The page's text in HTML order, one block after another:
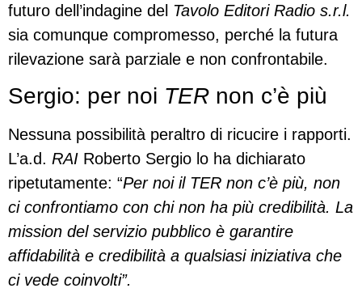
futuro dell’indagine del Tavolo Editori Radio s.r.l.
sia comunque compromesso, perché la futura
rilevazione sarà parziale e non confrontabile.
Sergio: per noi TER non c’è più
Nessuna possibilità peraltro di ricucire i rapporti.
L’a.d. RAI Roberto Sergio lo ha dichiarato
ripetutamente: “Per noi il TER non c’è più, non
ci confrontiamo con chi non ha più credibilità. La
mission del servizio pubblico è garantire
affidabilità e credibilità a qualsiasi iniziativa che
ci vede coinvolti”.